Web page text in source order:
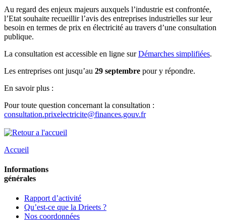
Au regard des enjeux majeurs auxquels l’industrie est confrontée,
l’Etat souhaite recueillir l’avis des entreprises industrielles sur leur
besoin en termes de prix en électricité au travers d’une consultation
publique.
La consultation est accessible en ligne surDémarches simplifiées.
Les entreprises ont jusqu’au 29 septembre pour y répondre.
En savoir plus :
Pour toute question concernant la consultation :
consultation.prixelectricite@finances.gouv.fr
Accueil
Informations
générales
Rapport d’activité
Qu’est-ce que la Drieets ?
Nos coordonnées